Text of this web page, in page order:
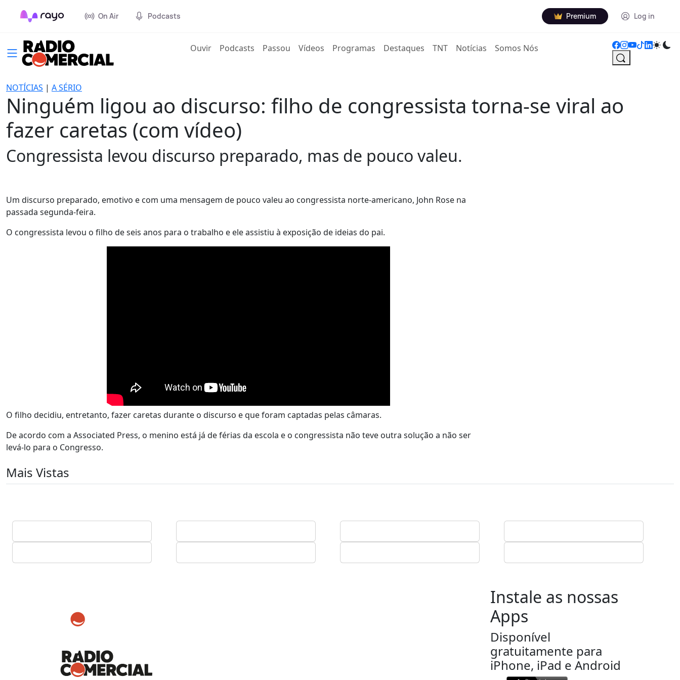
On Air Podcasts Premium Log in
Ouvir(current)
Podcasts Passou Vídeos Programas Destaques TNT Notícias Somos Nós
NOTÍCIAS | A SÉRIO
Ninguém ligou ao discurso: filho de congressista torna-se viral ao
fazer caretas (com vídeo)
Congressista levou discurso preparado, mas de pouco valeu.
Um discurso preparado, emotivo e com uma mensagem de pouco valeu ao congressista norte-americano, John Rose na
passada segunda-feira.
O congressista levou o filho de seis anos para o trabalho e ele assistiu à exposição de ideias do pai.
O filho decidiu, entretanto, fazer caretas durante o discurso e que foram captadas pelas câmaras.
De acordo com a Associated Press, o menino está já de férias da escola e o congressista não teve outra solução a não ser
levá-lo para o Congresso.
Mais Vistas
Instale as nossas
Apps
Disponível
gratuitamente para
iPhone, iPad e Android